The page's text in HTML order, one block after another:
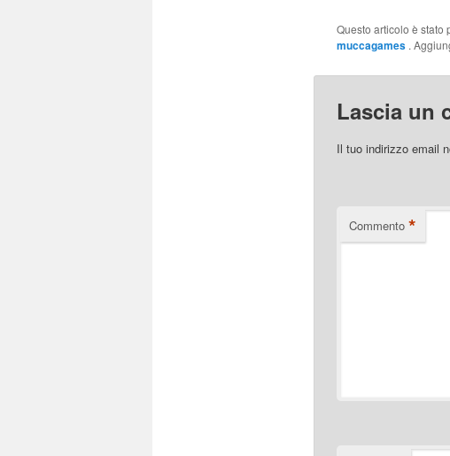
Questo articolo è stato
muccagames .
Lascia un
Il tuo indirizzo email
Commento *